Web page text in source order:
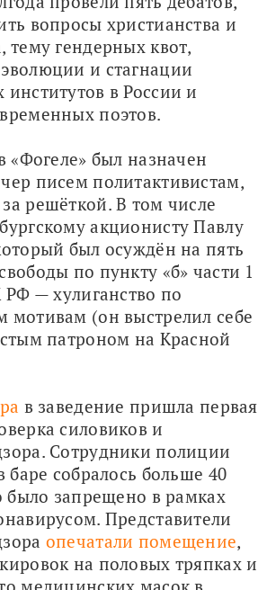
вопросы христианства и
тему гендерных квот,
и стагнации
институтов в России и
поэтов.
«Фогеле» был назначен
писем политактивистам,
решёткой. В том числе
акционисту Павлу
был осуждён на пять
по пункту «б» части 1
РФ — хулиганство по
мотивам (он выстрелил себе
патроном на Красной
в заведение пришла первая
силовиков и
Сотрудники полиции
баре собралось больше 40
было запрещено в рамках
Представители
опечатали помещение,
на половых тряпках и